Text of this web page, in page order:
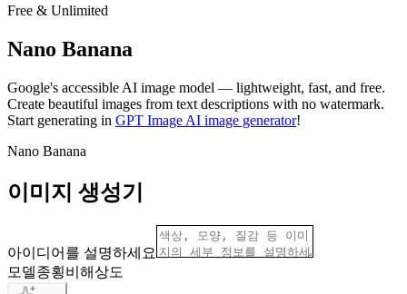
Free & Unlimited
Nano Banana
Google's accessible AI image model — lightweight, fast, and free.
Create beautiful images from text descriptions with no watermark.
Start generating in GPT Image AI image generator!
Nano Banana
이미지 생성기
아이디어를 설명하세요
모델종횡비 해상도